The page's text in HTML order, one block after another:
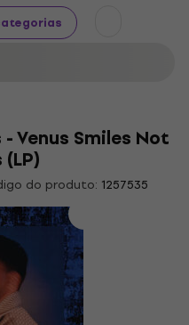
Venus Smiles Not
do produto: 1257535